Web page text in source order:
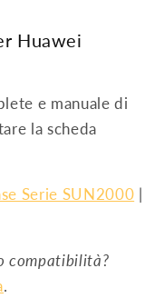
Huawei
e manuale di
la scheda
Serie SUN2000
compatibilità?
.